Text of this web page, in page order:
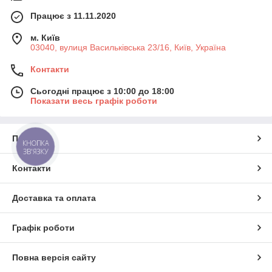
Працює з 11.11.2020
м. Київ
03040, вулиця Васильківська 23/16, Київ, Україна
Контакти
Сьогодні працює з 10:00 до 18:00
Показати весь графік роботи
Про нас
Контакти
Доставка та оплата
Графік роботи
Повна версія сайту
КНОПКА
ЗВ'ЯЗКУ